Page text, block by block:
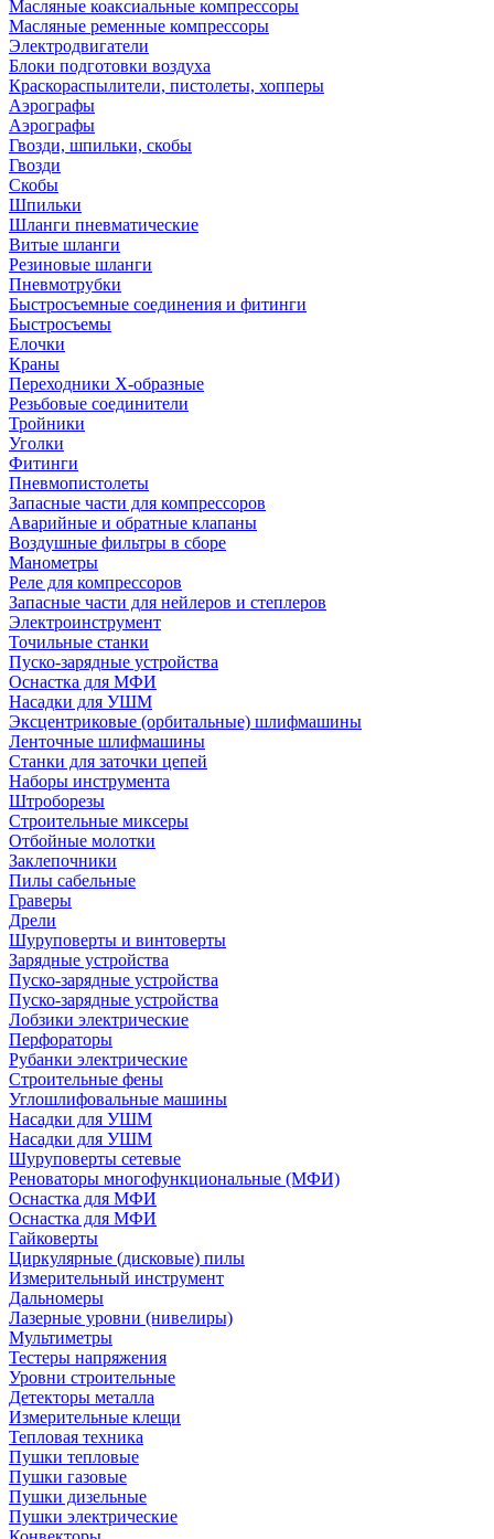
Масляные коаксиальные компрессоры
Масляные ременные компрессоры
Электродвигатели
Блоки подготовки воздуха
Краскораспылители, пистолеты, хопперы
Аэрографы
Аэрографы
Гвозди, шпильки, скобы
Гвозди
Скобы
Шпильки
Шланги пневматические
Витые шланги
Резиновые шланги
Пневмотрубки
Быстросъемные соединения и фитинги
Быстросъемы
Елочки
Краны
Переходники Х-образные
Резьбовые соединители
Тройники
Уголки
Фитинги
Пневмопистолеты
Запасные части для компрессоров
Аварийные и обратные клапаны
Воздушные фильтры в сборе
Манометры
Реле для компрессоров
Запасные части для нейлеров и степлеров
Электроинструмент
Точильные станки
Пуско-зарядные устройства
Оснастка для МФИ
Насадки для УШМ
Эксцентриковые (орбитальные) шлифмашины
Ленточные шлифмашины
Станки для заточки цепей
Наборы инструмента
Штроборезы
Строительные миксеры
Отбойные молотки
Заклепочники
Пилы сабельные
Граверы
Дрели
Шуруповерты и винтоверты
Зарядные устройства
Пуско-зарядные устройства
Пуско-зарядные устройства
Лобзики электрические
Перфораторы
Рубанки электрические
Строительные фены
Углошлифовальные машины
Насадки для УШМ
Насадки для УШМ
Шуруповерты сетевые
Реноваторы многофункциональные (МФИ)
Оснастка для МФИ
Оснастка для МФИ
Гайковерты
Циркулярные (дисковые) пилы
Измерительный инструмент
Дальномеры
Лазерные уровни (нивелиры)
Мультиметры
Тестеры напряжения
Уровни строительные
Детекторы металла
Измерительные клещи
Тепловая техника
Пушки тепловые
Пушки газовые
Пушки дизельные
Пушки электрические